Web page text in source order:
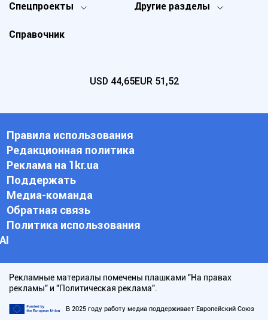
Спецпроекты Другие разделы
Справочник
USD 44,65EUR 51,52
Правила использования
Редакционная политика
Реклама на 1kr.ua
Поддержать
Медиа-команда
Обратная связь
Политика использования
АI
Рекламные материалы помечены плашками "На правах
рекламы" и "Политическая реклама".
В 2025 году работу медиа поддерживает Европейский Союз